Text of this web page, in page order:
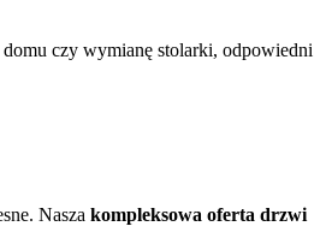
czy wymianę stolarki, odpowiedni
Nasza kompleksowa oferta drzwi